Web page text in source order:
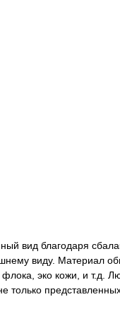
вид благодаря
виду. Материал
эко кожи, и т.д.
только